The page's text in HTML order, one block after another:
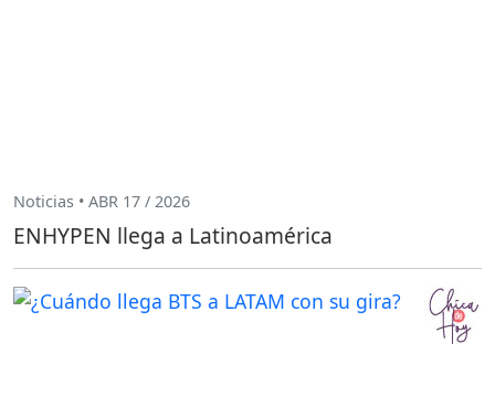
Noticias • ABR 17 / 2026
ENHYPEN llega a Latinoamérica